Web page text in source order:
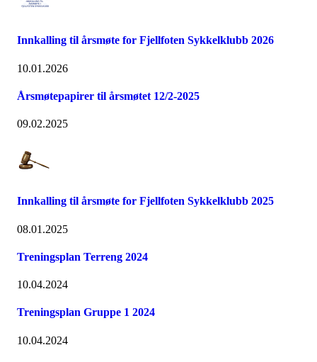
Innkalling til årsmøte for Fjellfoten Sykkelklubb 2026
10.01.2026
Årsmøtepapirer til årsmøtet 12/2-2025
09.02.2025
Innkalling til årsmøte for Fjellfoten Sykkelklubb 2025
08.01.2025
Treningsplan Terreng 2024
10.04.2024
Treningsplan Gruppe 1 2024
10.04.2024